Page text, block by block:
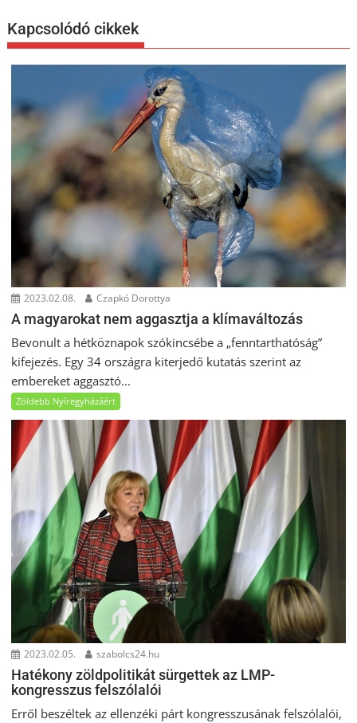
Kapcsolódó cikkek
2023.02.08. Czapkó Dorottya
A magyarokat nem aggasztja a klímaváltozás
Bevonult a hétköznapok szókincsébe a „fenntarthatóság”
kifejezés. Egy 34 országra kiterjedő kutatás szerint az
embereket aggasztó...
Zöldebb Nyíregyházáért
2023.02.05. szabolcs24.hu
Hatékony zöldpolitikát sürgettek az LMP-
kongresszus felszólalói
Erről beszéltek az ellenzéki párt kongresszusának felszólalói,